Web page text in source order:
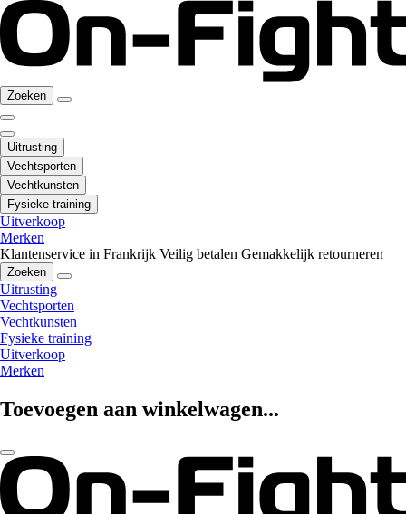
Zoeken
Uitrusting
Vechtsporten
Vechtkunsten
Fysieke training
Uitverkoop
Merken
Klantenservice in Frankrijk Veilig betalen Gemakkelijk retourneren
Zoeken
Uitrusting
Vechtsporten
Vechtkunsten
Fysieke training
Uitverkoop
Merken
Toevoegen aan winkelwagen...